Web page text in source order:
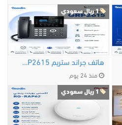
1 ريال سعودي
هاتف جراند ستريم GRP2615
منذ 24 يوم